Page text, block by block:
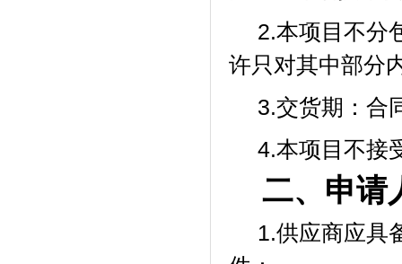
2.本项目不分
许只对其中部分
3.交货期： 合
4.本项目不接
二、申请
1.供应商应具